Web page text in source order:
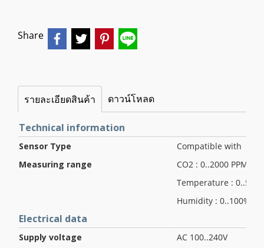
Share
รายละเอียดสินค้า ดาวน์โหลด
Technical information
Sensor Type
Compatible with
Measuring range
CO2 : 0..2000 PPM
Temperature : 0..50°C
Humidity : 0..100%RH
Electrical data
Supply voltage AC 100..240V